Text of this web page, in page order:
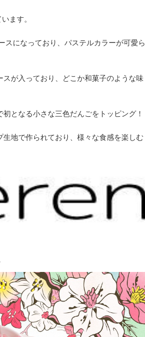
ます。
スになっており、パステルカラーが可愛ら
が入っており、どこか和菓子のような味
となる小さな三色だんごをトッピング！
地で作られており、様々な食感を楽しむ